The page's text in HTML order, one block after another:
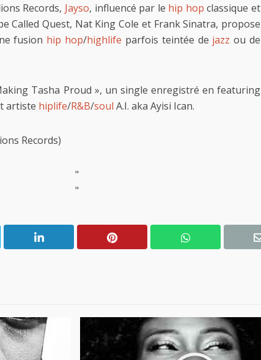
Records, Jayso, influencé par le hip hop classique et
Called Quest, Nat King Cole et Frank Sinatra, propose
fusion hip hop/highlife parfois teintée de jazz ou de
Tasha Proud », un single enregistré en featuring
artiste hiplife/R&B/soul A.I. aka Ayisi Ican.
Records)
"
"